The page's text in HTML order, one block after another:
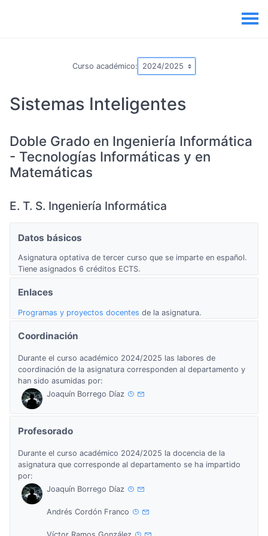
Curso académico:
Sistemas Inteligentes
Doble Grado en Ingeniería Informática
- Tecnologías Informáticas y en
Matemáticas
E. T. S. Ingeniería Informática
Datos básicos
Asignatura optativa de tercer curso que se imparte en español.
Tiene asignados 6 créditos ECTS.
Enlaces
Programas y proyectos docentes de la asignatura.
Coordinación
Durante el curso académico 2024/2025 las labores de
coordinación de la asignatura corresponden al departamento y
han sido asumidas por:
Joaquín Borrego Díaz
Profesorado
Durante el curso académico 2024/2025 la docencia de la
asignatura que corresponde al departamento se ha impartido
por:
Joaquín Borrego Díaz
Andrés Cordón Franco